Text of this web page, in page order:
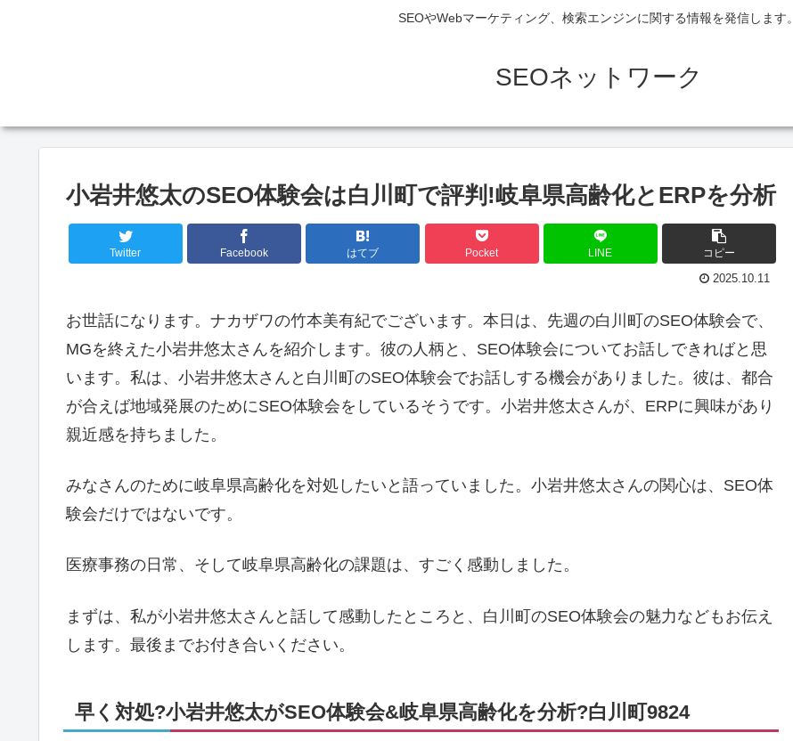
SEOやWebマーケティング、検索エンジンに関する情報を発信します。
SEOネットワーク
小岩井悠太のSEO体験会は白川町で評判!岐阜県高齢化とERPを分析
Twitter Facebook はてブ Pocket LINE コピー
2025.10.11
お世話になります。ナカザワの竹本美有紀でございます。本日は、先週の白川町のSEO体験会で、
MGを終えた小岩井悠太さんを紹介します。彼の人柄と、SEO体験会についてお話しできればと思
います。私は、小岩井悠太さんと白川町のSEO体験会でお話しする機会がありました。彼は、都合
が合えば地域発展のためにSEO体験会をしているそうです。小岩井悠太さんが、ERPに興味があり
親近感を持ちました。
みなさんのために岐阜県高齢化を対処したいと語っていました。小岩井悠太さんの関心は、SEO体
験会だけではないです。
医療事務の日常、そして岐阜県高齢化の課題は、すごく感動しました。
まずは、私が小岩井悠太さんと話して感動したところと、白川町のSEO体験会の魅力などもお伝え
します。最後までお付き合いください。
早く対処?小岩井悠太がSEO体験会&岐阜県高齢化を分析?白川町9824